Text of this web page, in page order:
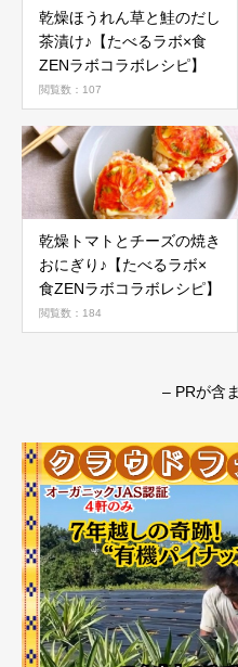
乾燥ほうれん草と鮭のだし
茶漬け♪【たべるラボ×食
ZENラボコラボレシピ】
閲覧数：107
乾燥トマトとチーズの焼き
おにぎり♪【たべるラボ×
食ZENラボコラボレシピ】
閲覧数：184
– PRが含